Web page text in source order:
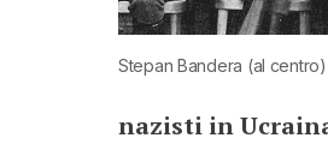
Stepan Bandera (al centro)
nazisti in